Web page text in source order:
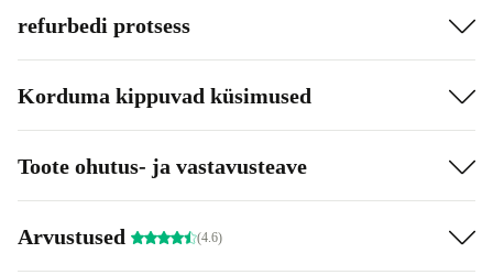
refurbedi protsess
Korduma kippuvad küsimused
Toote ohutus- ja vastavusteave
Arvustused (4.6)